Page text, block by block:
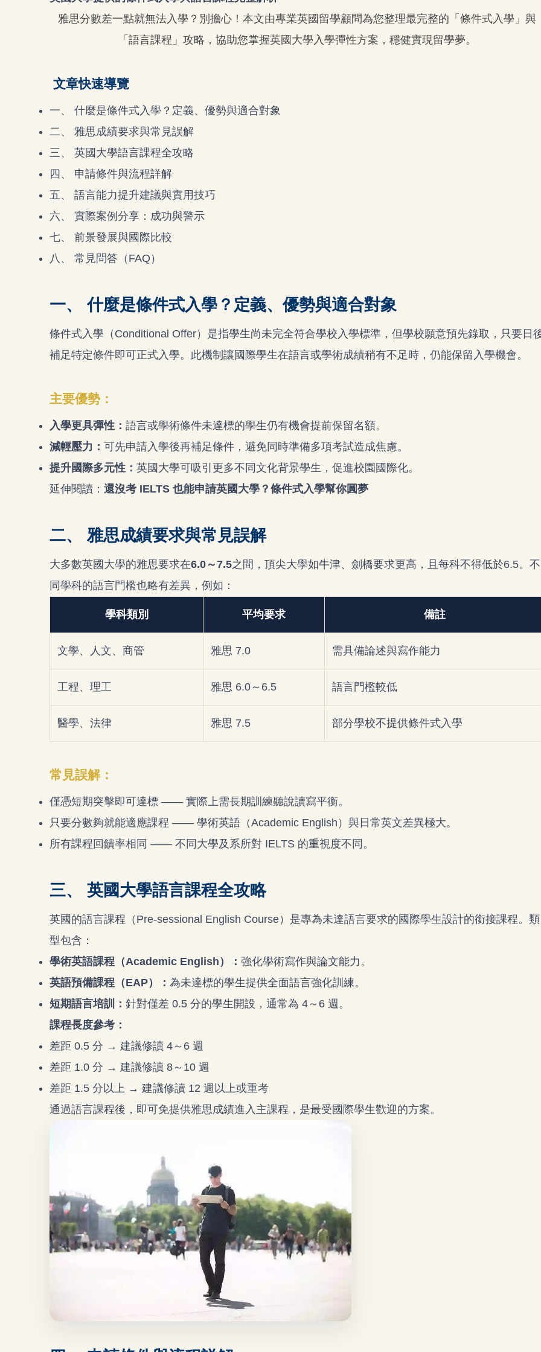
雅思分數差一點就無法入學？別擔心！本文由專業英國留學顧問為您整理最完整的「條件式入學」與
「語言課程」攻略，協助您掌握英國大學入學彈性方案，穩健實現留學夢。
文章快速導覽
一、 什麼是條件式入學？定義、優勢與適合對象
二、 雅思成績要求與常見誤解
三、 英國大學語言課程全攻略
四、 申請條件與流程詳解
五、 語言能力提升建議與實用技巧
六、 實際案例分享：成功與警示
七、 前景發展與國際比較
八、 常見問答（FAQ）
一、 什麼是條件式入學？定義、優勢與適合對象
條件式入學（Conditional Offer）是指學生尚未完全符合學校入學標準，但學校願意預先錄取，只要日
補足特定條件即可正式入學。此機制讓國際學生在語言或學術成績稍有不足時，仍能保留入學機會。
主要優勢：
入學更具彈性： 語言或學術條件未達標的學生仍有機會提前保留名額。
減輕壓力： 可先申請入學後再補足條件，避免同時準備多項考試造成焦慮。
提升國際多元性： 英國大學可吸引更多不同文化背景學生，促進校園國際化。
延伸閱讀： 還沒考 IELTS 也能申請英國大學？條件式入學幫你圓夢
二、 雅思成績要求與常見誤解
大多數英國大學的雅思要求在6.0～7.5之間，頂尖大學如牛津、劍橋要求更高，且每科不得低於6.5。不
同學科的語言門檻也略有差異，例如：
學科類別 平均要求 備註
文學、人文、商管 雅思 7.0 需具備論述與寫作能力
工程、理工 雅思 6.0～6.5 語言門檻較低
醫學、法律 雅思 7.5 部分學校不提供條件式入學
常見誤解：
僅憑短期突擊即可達標 —— 實際上需長期訓練聽說讀寫平衡。
只要分數夠就能適應課程 —— 學術英語（Academic English）與日常英文差異極大。
所有課程回饋率相同 —— 不同大學及系所對 IELTS 的重視度不同。
三、 英國大學語言課程全攻略
英國的語言課程（Pre-sessional English Course）是專為未達語言要求的國際學生設計的銜接課程。類
型包含：
學術英語課程（Academic English）： 強化學術寫作與論文能力。
英語預備課程（EAP）： 為未達標的學生提供全面語言強化訓練。
短期語言培訓： 針對僅差 0.5 分的學生開設，通常為 4～6 週。
課程長度參考：
差距 0.5 分 → 建議修讀 4～6 週
差距 1.0 分 → 建議修讀 8～10 週
差距 1.5 分以上 → 建議修讀 12 週以上或重考
通過語言課程後，即可免提供雅思成績進入主課程，是最受國際學生歡迎的方案。